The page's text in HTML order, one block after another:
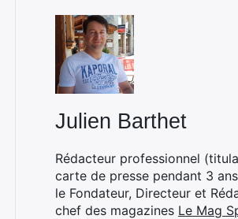
Julien Barthet
Rédacteur professionnel
carte de presse pendant 3
le Fondateur, Directeur et
chef des magazines Le Mag